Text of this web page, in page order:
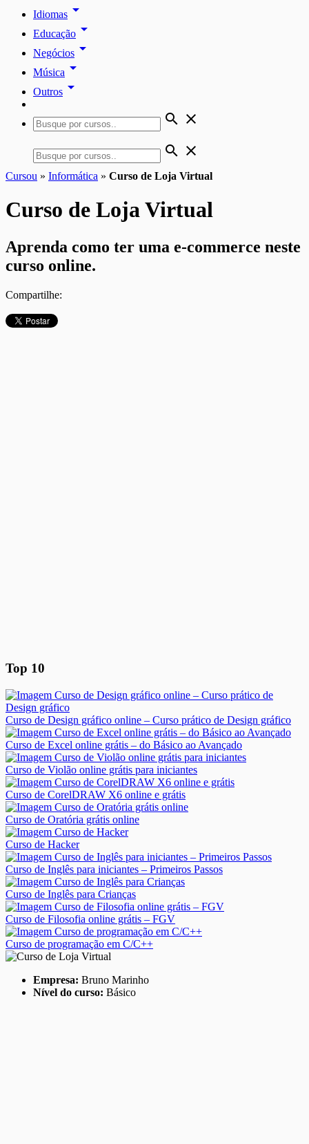
Idiomas arrow_drop_down
Educação arrow_drop_down
Negócios arrow_drop_down
Música arrow_drop_down
Outros arrow_drop_down
search close
search close
Cursou » Informática » Curso de Loja Virtual
Curso de Loja Virtual
Aprenda como ter uma e-commerce neste
curso online.
Compartilhe:
Top 10
Curso de Design gráfico online – Curso prático de Design gráfico
Curso de Excel online grátis – do Básico ao Avançado
Curso de Violão online grátis para iniciantes
Curso de CorelDRAW X6 online e grátis
Curso de Oratória grátis online
Curso de Hacker
Curso de Inglês para iniciantes – Primeiros Passos
Curso de Inglês para Crianças
Curso de Filosofia online grátis – FGV
Curso de programação em C/C++
Empresa: Bruno Marinho
Nível do curso: Básico